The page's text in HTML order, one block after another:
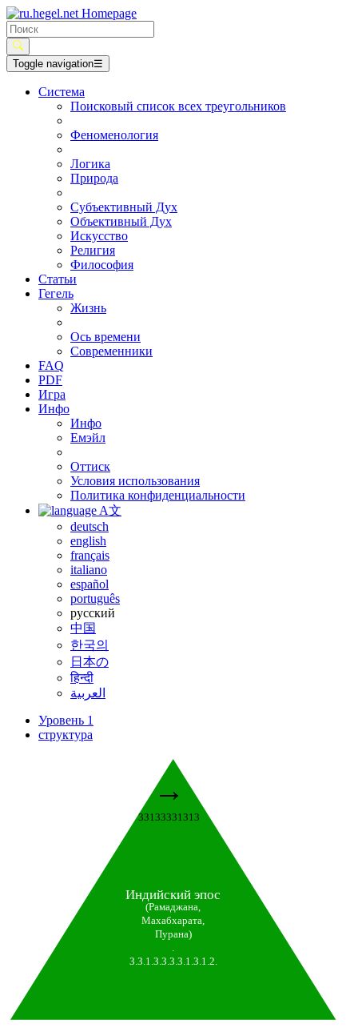
Toggle navigation☰
Система
Поисковый список всех треугольников
Феноменология
Логика
Природа
Субъективный Дух
Объективный Дух
Искусство
Религия
Философия
Статьи
Гегель
Жизнь
Ось времени
Современники
FAQ
PDF
Игра
Инфо
Инфо
Емэйл
Оттиск
Условия использования
Политика конфиденциальности
A文
deutsch
english
français
italiano
español
português
русский
中国
한국의
日本の
हिन्दी
العربية
Уровень 1
структура
Индийский эпос
(Рамаджана,
Махабхарата,
Пурана)
3.3.1.3.3.3.3.1.3.1.2.
→
33133331313